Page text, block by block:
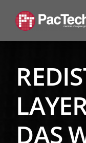
Inhalt
springen
DAS